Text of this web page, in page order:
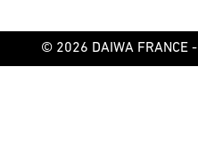
© 2026 DAIWA FRANCE -